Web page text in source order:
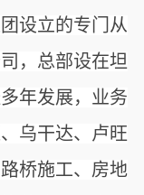
设立的专门从
， 总部设在坦
年发展，业务
乌干达、卢旺
桥施工、房地